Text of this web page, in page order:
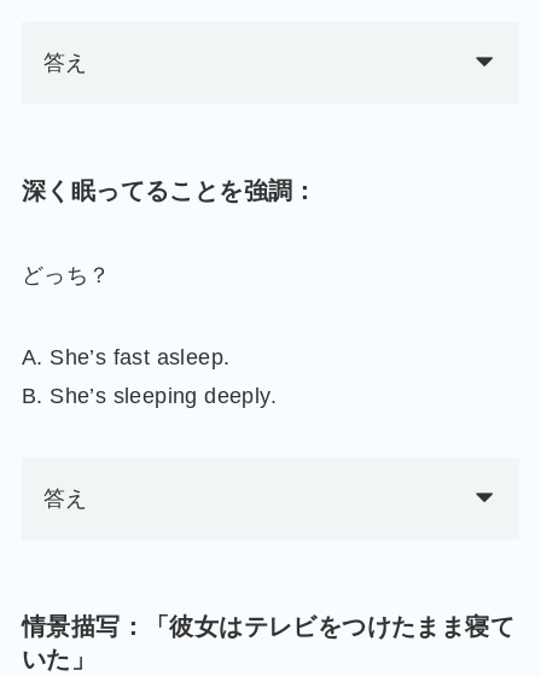
答え
深く眠ってることを強調：
どっち？
A. She’s fast asleep.
B. She’s sleeping deeply.
答え
情景描写：「彼女はテレビをつけたまま寝て
いた」